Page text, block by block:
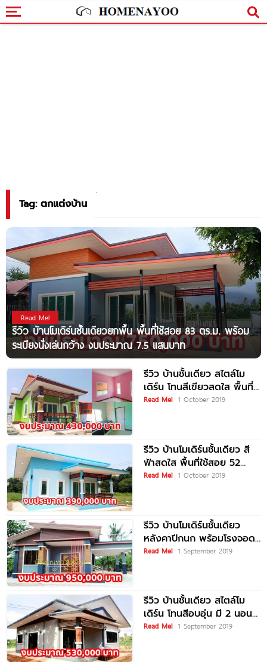
Tag: ตกแต่งบ้าน
Read Me!
รีวิว บ้านโมเดิร์นชั้นเดียวยกพื้น พื้นที่ใช้สอย 83 ตร.ม. พร้อม
ระเบียงนั่งเล่นกว้าง งบประมาณ 7.5 แสนบาท
รีวิว บ้านชั้นเดียว สไตล์โม
เดิร์น โทนสีเขียวสดใส พื้นที่
ใช้สอย 59.5 ตร.ม. งบ
Read Me! 1 October 2019
รีวิว บ้านโมเดิร์นชั้นเดียว สี
ฟ้าสดใส พื้นที่ใช้สอย 52
ตร.ม. งบประมาณ 3.9 แสน
Read Me! 1 October 2019
รีวิว บ้านโมเดิร์นชั้นเดียว
หลังคาปีกนก พร้อมโรงจอด
รถและดาดฟ้ารับลมชมวิว งบ
Read Me! 1 September 2019
รีวิว บ้านชั้นเดียว สไตล์โม
เดิร์น โทนสีอบอุ่น มี 2 นอน 1
น้ำ พร้อมระเบียงหน้าบ้าน
Read Me! 1 September 2019